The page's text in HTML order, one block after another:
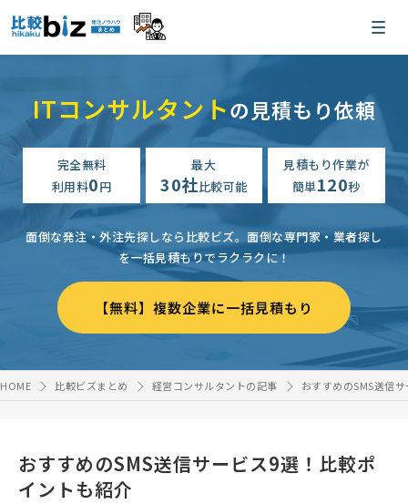
ITコンサルタントの見積もり依頼
完全無料
利用料0円
最大
30社比較可能
見積もり作業が
簡単120秒
面倒な発注・外注先探しなら比較ビズ。 面倒な専門家・業者探し
を一括見積もりでラクラクに！
【無料】複数企業に一括見積もり
HOME 比較ビズまとめ 経営コンサルタントの記事 おすすめのSMS送信
おすすめのSMS送信サービス9選！比較ポ
イントも紹介